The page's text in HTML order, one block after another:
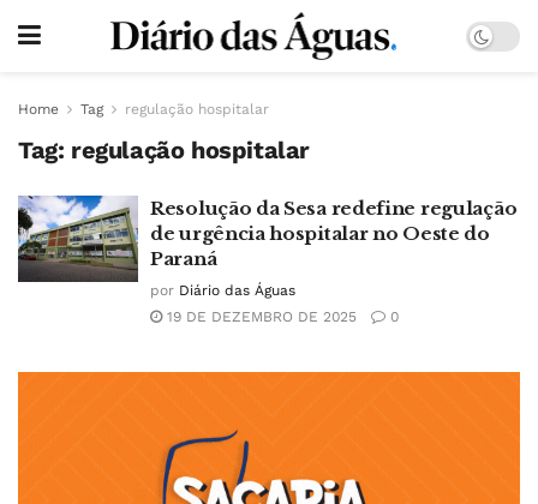
Home Tag regulação hospitalar
Tag: regulação hospitalar
Resolução da Sesa redefine regulação
de urgência hospitalar no Oeste do
Paraná
por Diário das Águas
19 DE DEZEMBRO DE 2025
0